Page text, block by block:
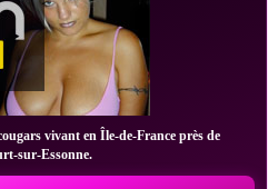
vivant en Île-de-France près de
sur-Essonne.